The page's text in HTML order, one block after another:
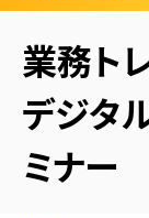
業務ト
デジタ
ミナー